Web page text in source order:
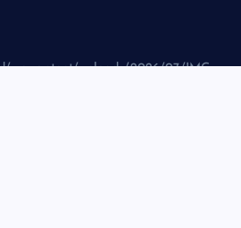
wp-content/uploads/2026/07/IMG-